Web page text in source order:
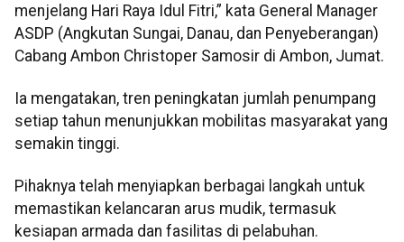
menjelang Hari Raya Idul Fitri,” kata General Manager
ASDP (Angkutan Sungai, Danau, dan Penyeberangan)
Cabang Ambon Christoper Samosir di Ambon, Jumat.
Ia mengatakan, tren peningkatan jumlah penumpang
setiap tahun menunjukkan mobilitas masyarakat yang
semakin tinggi.
Pihaknya telah menyiapkan berbagai langkah untuk
memastikan kelancaran arus mudik, termasuk
kesiapan armada dan fasilitas di pelabuhan.